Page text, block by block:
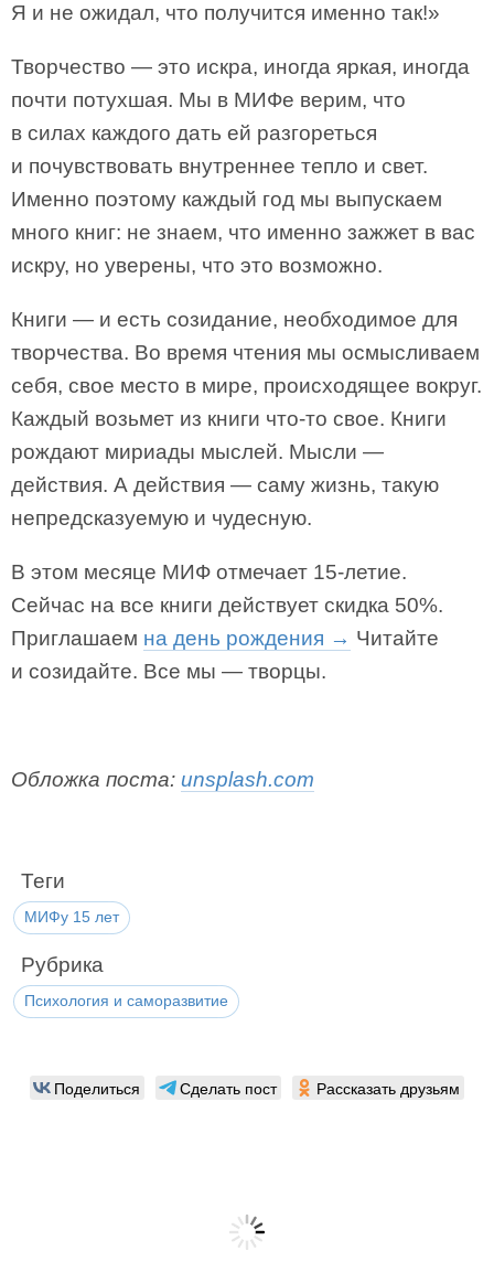
Я и не ожидал, что получится именно так!»
Творчество — это искра, иногда яркая, иногда
почти потухшая. Мы в МИФе верим, что
в силах каждого дать ей разгореться
и почувствовать внутреннее тепло и свет.
Именно поэтому каждый год мы выпускаем
много книг: не знаем, что именно зажжет в вас
искру, но уверены, что это возможно.
Книги — и есть созидание, необходимое для
творчества. Во время чтения мы осмысливаем
себя, свое место в мире, происходящее вокруг.
Каждый возьмет из книги что-то свое. Книги
рождают мириады мыслей. Мысли —
действия. А действия — саму жизнь, такую
непредсказуемую и чудесную.
В этом месяце МИФ отмечает 15-летие.
Сейчас на все книги действует скидка 50%.
Приглашаем на день рождения → Читайте
и созидайте. Все мы — творцы.
Обложка поста: unsplash.com
Теги
МИФу 15 лет
Рубрика
Психология и саморазвитие
Поделиться Сделать пост Рассказать друзьям